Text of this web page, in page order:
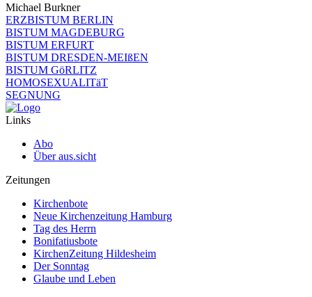
Michael Burkner
ERZBISTUM BERLIN
BISTUM MAGDEBURG
BISTUM ERFURT
BISTUM DRESDEN-MEIßEN
BISTUM GöRLITZ
HOMOSEXUALITäT
SEGNUNG
Links
Abo
Über aus.sicht
Zeitungen
Kirchenbote
Neue Kirchenzeitung Hamburg
Tag des Herrn
Bonifatiusbote
KirchenZeitung Hildesheim
Der Sonntag
Glaube und Leben